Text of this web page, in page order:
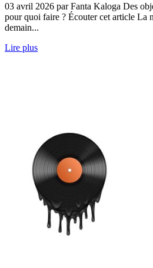
03 avril 2026 par Fanta Kaloga Des
pour quoi faire ? Écouter cet article La
demain...
Lire plus